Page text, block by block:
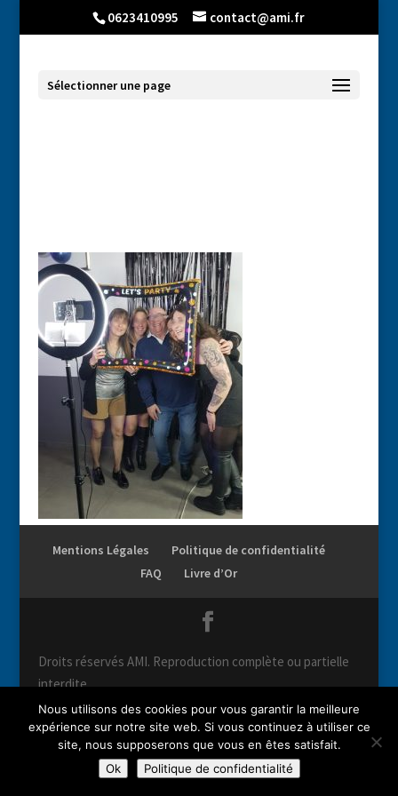
0623410995 contact@ami.fr
Sélectionner une page
Mentions Légales
Politique de confidentialité
FAQ
Livre d’Or
Droits réservés AMI. Reproduction complète ou partielle
interdite.
Nous utilisons des cookies pour vous garantir la meilleure
expérience sur notre site web. Si vous continuez à utiliser ce
site, nous supposerons que vous en êtes satisfait.
Ok
Politique de confidentialité